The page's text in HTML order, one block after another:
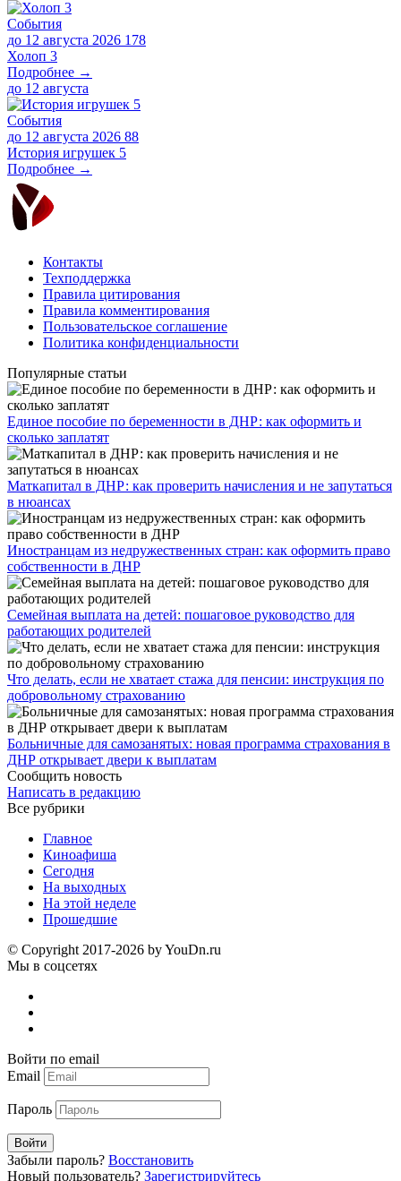
События
до 12 августа 2026 178
Холоп 3
Подробнее →
до 12 августа
События
до 12 августа 2026 88
История игрушек 5
Подробнее →
Контакты
Техподдержка
Правила цитирования
Правила комментирования
Пользовательское соглашение
Политика конфиденциальности
Популярные статьи
Единое пособие по беременности в ДНР: как оформить и
сколько заплатят
​Маткапитал в ДНР: как проверить начисления и не запутаться
в нюансах
Иностранцам из недружественных стран: как оформить право
собственности в ДНР
Семейная выплата на детей: пошаговое руководство для
работающих родителей
Что делать, если не хватает стажа для пенсии: инструкция по
добровольному страхованию
Больничные для самозанятых: новая программа страхования в
ДНР открывает двери к выплатам
Сообщить новость
Написать в редакцию
Все рубрики
Главное
Киноафиша
Сегодня
На выходных
На этой неделе
Прошедшие
© Copyright 2017-2026 by YouDn.ru
Мы в соцсетях
Войти по email
Email
Пароль
Войти
Забыли пароль? Восстановить
Новый пользователь? Зарегистрируйтесь